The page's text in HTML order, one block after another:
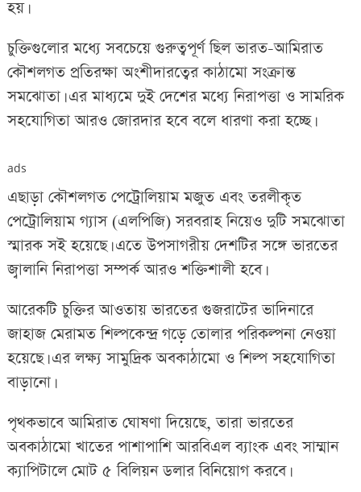
হয়।
চুক্তিগুলোর মধ্যে সবচেয়ে গুরুত্বপূর্ণ ছিল ভারত-আমিরাত
কৌশলগত প্রতিরক্ষা অংশীদারত্বের কাঠামো সংক্রান্ত
সমঝোতা। এর মাধ্যমে দুই দেশের মধ্যে নিরাপত্তা ও সামরিক
সহযোগিতা আরও জোরদার হবে বলে ধারণা করা হচ্ছে।
ads
এছাড়া কৌশলগত পেট্রোলিয়াম মজুত এবং তরলীকৃত
পেট্রোলিয়াম গ্যাস (এলপিজি) সরবরাহ নিয়েও দুটি সমঝোতা
স্মারক সই হয়েছে। এতে উপসাগরীয় দেশটির সঙ্গে ভারতের
জ্বালানি নিরাপত্তা সম্পর্ক আরও শক্তিশালী হবে।
আরেকটি চুক্তির আওতায় ভারতের গুজরাটের ভাদিনারে
জাহাজ মেরামত শিল্পকেন্দ্র গড়ে তোলার পরিকল্পনা নেওয়া
হয়েছে। এর লক্ষ্য সামুদ্রিক অবকাঠামো ও শিল্প সহযোগিতা
বাড়ানো।
পৃথকভাবে আমিরাত ঘোষণা দিয়েছে, তারা ভারতের
অবকাঠামো খাতের পাশাপাশি আরবিএল ব্যাংক এবং সাম্মান
ক্যাপিটালে মোট ৫ বিলিয়ন ডলার বিনিয়োগ করবে।